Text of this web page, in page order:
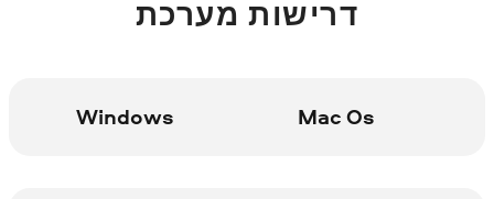
דרישות מערכת
Mac Os
Windows